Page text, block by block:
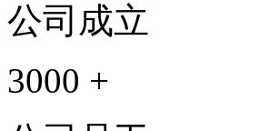
公司成立
3000 +